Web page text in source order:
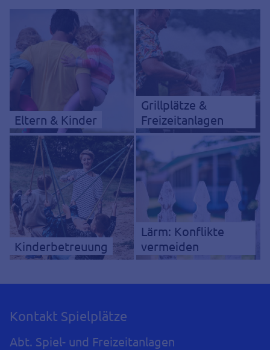
Eltern & Kinder
Grillplätze &
Freizeitanlagen
Kinderbetreuung
Lärm: Konflikte
vermeiden
Kontakt Spielplätze
Abt. Spiel- und Freizeitanlagen